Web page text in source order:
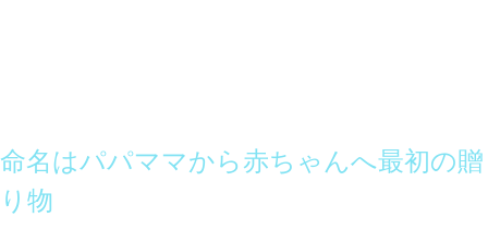
命名はパパママから赤ちゃんへ最初の贈
り物